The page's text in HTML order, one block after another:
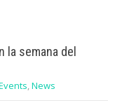
semana del
,News